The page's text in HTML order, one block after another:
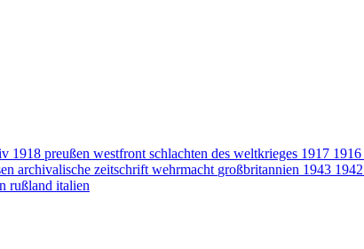
1918 preußen westfront schlachten des weltkrieges 1917 1916
archivalische zeitschrift wehrmacht großbritannien 1943 1942
rußland italien